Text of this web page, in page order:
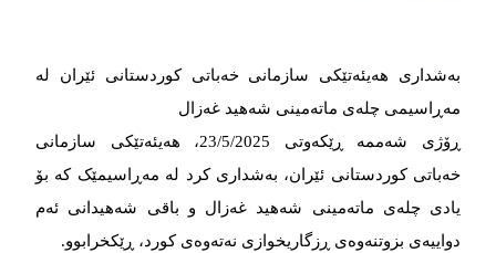
بەشداری هەیئەتێکی سازمانی خەباتی کوردستانی ئێران لە
مەڕاسیمی چلەی ماتەمینی شەهید غەزال
ڕۆژی شەممە ڕێکەوتی 23/5/2025، هەیئەتێکی سازمانی
خەباتی کوردستانی ئێران، بەشداری کرد لە مەڕاسیمێک کە بۆ
یادی چلەی ماتەمینی شەهید غەزال و باقی شەهیدانی ئەم
دواییەی بزوتنەوەی ڕزگاریخوازی نەتەوەی کورد، ڕێکخرابوو.